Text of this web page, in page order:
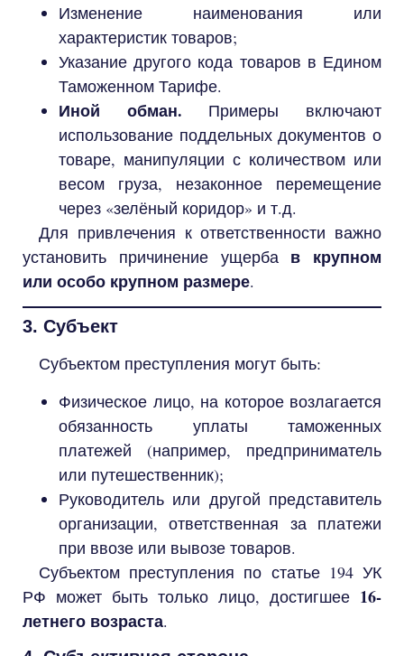
Изменение наименования или
характеристик товаров;
Указание другого кода товаров в Едином
Таможенном Тарифе.
Иной обман. Примеры включают
использование поддельных документов о
товаре, манипуляции с количеством или
весом груза, незаконное перемещение
через «зелёный коридор» и т.д.
Для привлечения к ответственности важно
установить причинение ущерба в крупном
или особо крупном размере.
3. Субъект
Субъектом преступления могут быть:
Физическое лицо, на которое возлагается
обязанность уплаты таможенных
платежей (например, предприниматель
или путешественник);
Руководитель или другой представитель
организации, ответственная за платежи
при ввозе или вывозе товаров.
Субъектом преступления по статье 194 УК
РФ может быть только лицо, достигшее 16-
летнего возраста.